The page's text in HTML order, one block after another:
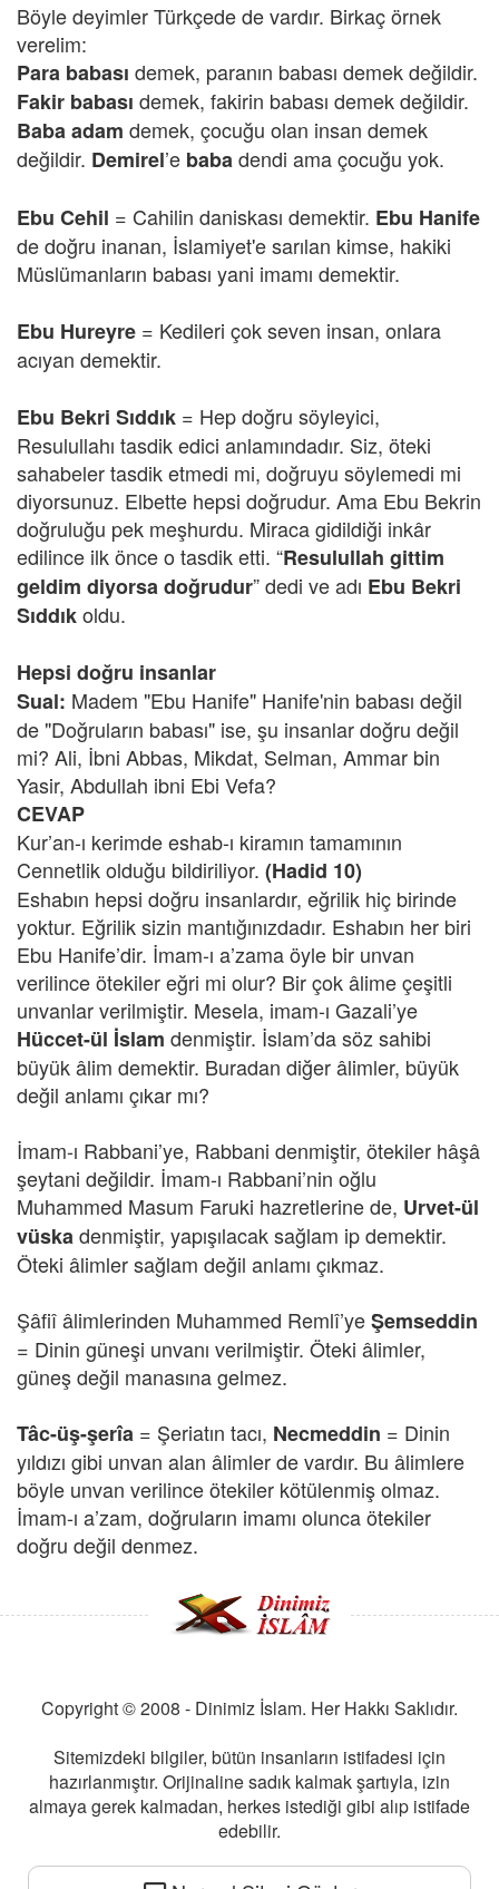
Böyle deyimler Türkçede de vardır. Birkaç örnek
verelim:
Para babası demek, paranın babası demek değildir.
Fakir babası demek, fakirin babası demek değildir.
Baba adam demek, çocuğu olan insan demek
değildir. Demirel’e babadendi ama çocuğu yok.
Ebu Cehil = Cahilin daniskası demektir. Ebu Hanife
de doğru inanan, İslamiyet'e sarılan kimse, hakiki
Müslümanların babası yani imamı demektir.
Ebu Hureyre = Kedileri çok seven insan, onlara
acıyan demektir.
Ebu Bekri Sıddık = Hep doğru söyleyici,
Resulullahı tasdik edici anlamındadır. Siz, öteki
sahabeler tasdik etmedi mi, doğruyu söylemedi mi
diyorsunuz. Elbette hepsi doğrudur. Ama Ebu Bekrin
doğruluğu pek meşhurdu. Miraca gidildiği inkâr
edilince ilk önce o tasdik etti. “Resulullah gittim
geldim diyorsa doğrudur” dedi ve adı Ebu Bekri
Sıddıkoldu.
Hepsi doğru insanlar
Sual: Madem "Ebu Hanife" Hanife'nin babası değil
de "Doğruların babası" ise, şu insanlar doğru değil
mi? Ali, İbni Abbas, Mikdat, Selman, Ammar bin
Yasir, Abdullah ibni Ebi Vefa?
CEVAP
Kur’an-ı kerimde eshab-ı kiramın tamamının
Cennetlik olduğu bildiriliyor. (Hadid 10)
Eshabın hepsi doğru insanlardır, eğrilik hiç birinde
yoktur. Eğrilik sizin mantığınızdadır. Eshabın her biri
Ebu Hanife’dir. İmam-ı a’zama öyle bir unvan
verilince ötekiler eğri mi olur? Bir çok âlime çeşitli
unvanlar verilmiştir. Mesela, imam-ı Gazali’ye
Hüccet-ül İslam denmiştir. İslam’da söz sahibi
büyük âlim demektir. Buradan diğer âlimler, büyük
değil anlamı çıkar mı?
İmam-ı Rabbani’ye, Rabbani denmiştir, ötekiler hâşâ
şeytani değildir. İmam-ı Rabbani’nin oğlu
Muhammed Masum Faruki hazretlerine de, Urvet-ül
vüskadenmiştir, yapışılacak sağlam ip demektir.
Öteki âlimler sağlam değil anlamı çıkmaz.
Şâfiî âlimlerinden Muhammed Remlî’yeŞemseddin
= Dinin güneşi unvanı verilmiştir. Öteki âlimler,
güneş değil manasına gelmez.
Tâc-üş-şerîa = Şeriatın tacı, Necmeddin = Dinin
yıldızı gibi unvan alan âlimler de vardır. Bu âlimlere
böyle unvan verilince ötekiler kötülenmiş olmaz.
İmam-ı a’zam, doğruların imamı olunca ötekiler
doğru değil denmez.
Copyright © 2008 - Dinimiz İslam. Her Hakkı Saklıdır.
Sitemizdeki bilgiler, bütün insanların istifadesi için
hazırlanmıştır. Orijinaline sadık kalmak şartıyla, izin
almaya gerek kalmadan, herkes istediği gibi alıp istifade
edebilir.